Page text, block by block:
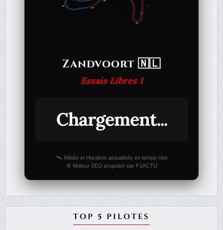
Zandvoort 🇳🇱
Essais Libres 1
Chargement...
🛰️ Météo et Horaires actualisés en temps réel
⚙️ Moteur SEO propulsé par F1ACTU
TOP 5 PILOTES